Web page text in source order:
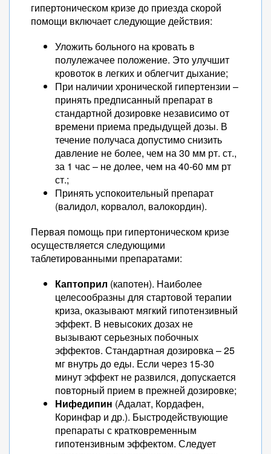
гипертоническом кризе до приезда скорой
помощи включает следующие действия:
Уложить больного на кровать в
полулежачее положение. Это улучшит
кровоток в легких и облегчит дыхание;
При наличии хронической гипертензии –
принять предписанный препарат в
стандартной дозировке независимо от
времени приема предыдущей дозы. В
течение получаса допустимо снизить
давление не более, чем на 30 мм рт. ст.,
за 1 час – не долее, чем на 40-60 мм рт
ст.;
Принять успокоительный препарат
(валидол, корвалол, валокордин).
Первая помощь при гипертоническом кризе
осуществляется следующими
таблетированными препаратами:
Каптоприл (капотен). Наиболее
целесообразны для стартовой терапии
криза, оказывают мягкий гипотензивный
эффект. В невысоких дозах не
вызывают серьезных побочных
эффектов. Стандартная дозировка – 25
мг внутрь до еды. Если через 15-30
минут эффект не развился, допускается
повторный прием в прежней дозировке;
Нифедипин (Адалат, Кордафен,
Коринфар и др.). Быстродействующие
препараты с кратковременным
гипотензивным эффектом. Следует